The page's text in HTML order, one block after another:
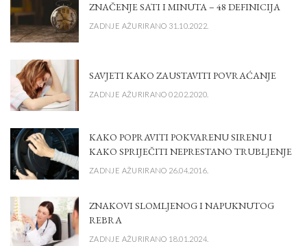
ZNAČENJE SATI I MINUTA – 48 DEFINICIJA
ZADNJE AŽURIRANO 31.10.2022.
SAVJETI KAKO ZAUSTAVITI POVRAĆANJE
ZADNJE AŽURIRANO 02.02.2020.
KAKO POPRAVITI POKVARENU SIRENU I
KAKO SPRIJEČITI NEPRESTANO TRUBLJENJE
ZADNJE AŽURIRANO 26.04.2016.
ZNAKOVI SLOMLJENOG I NAPUKNUTOG
REBRA
ZADNJE AŽURIRANO 18.01.2024.